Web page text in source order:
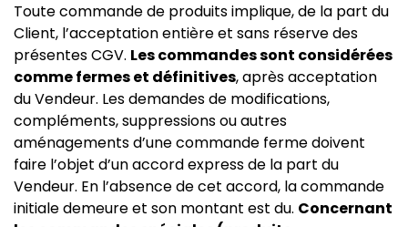
Toute commande de produits implique, de la part du
Client, l’acceptation entière et sans réserve des
présentes CGV. Les commandes sont considérées
comme fermes et définitives, après acceptation
du Vendeur. Les demandes de modifications,
compléments, suppressions ou autres
aménagements d’une commande ferme doivent
faire l’objet d’un accord express de la part du
Vendeur. En l’absence de cet accord, la commande
initiale demeure et son montant est du. Concernant